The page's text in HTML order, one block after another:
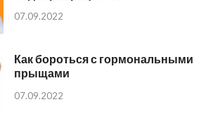
07.09.2022
Как бороться с гормональными
прыщами
07.09.2022